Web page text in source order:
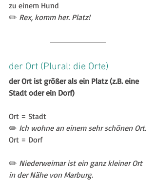
zu einem Hund
✏️ Rex, komm her. Platz!
der Ort (Plural: die Orte)
der Ort ist größer als ein Platz (z.B. eine
Stadt oder ein Dorf)
Ort = Stadt
✏️ Ich wohne an einem sehr schönen Ort.
Ort = Dorf
✏️ Niederweimar ist ein ganz kleiner Ort
in der Nähe von Marburg.